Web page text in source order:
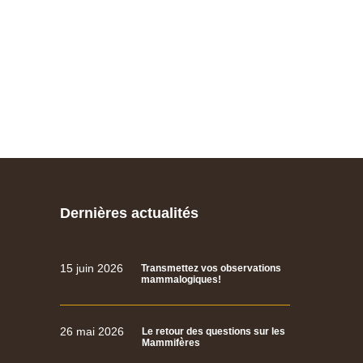
Dernières actualités
15 juin 2026
Transmettez vos observations
mammalogiques!
26 mai 2026
Le retour des questions sur les
Mammifères